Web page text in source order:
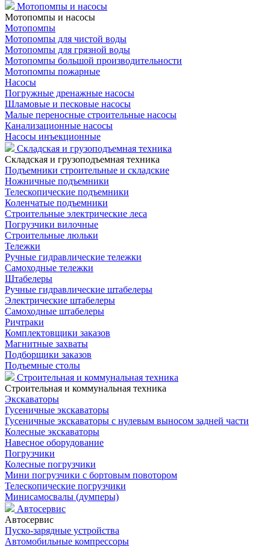
Мотопомпы и насосы
Мотопомпы и насосы
Мотопомпы
Мотопомпы для чистой воды
Мотопомпы для грязной воды
Мотопомпы большой производительности
Мотопомпы пожарные
Насосы
Погружные дренажные насосы
Шламовые и песковые насосы
Малые переносные строительные насосы
Канализационные насосы
Насосы инъекционные
Складская и грузоподъемная техника
Складская и грузоподъемная техника
Подъемники строительные и складские
Ножничные подъемники
Телескопические подъемники
Коленчатые подъемники
Строительные электрические леса
Погрузчики вилочные
Строительные люльки
Тележки
Ручные гидравлические тележки
Самоходные тележки
Штабелеры
Ручные гидравлические штабелеры
Электрические штабелеры
Самоходные штабелеры
Ричтраки
Комплектовщики заказов
Магнитные захваты
Подборщики заказов
Подъемные столы
Строительная и коммунальная техника
Строительная и коммунальная техника
Экскаваторы
Гусеничные экскаваторы
Гусеничные экскаваторы с нулевым выносом задней части
Колесные экскаваторы
Навесное оборудование
Погрузчики
Колесные погрузчики
Мини погрузчики с бортовым повотором
Телескопические погрузчики
Минисамосвалы (думперы)
Автосервис
Автосервис
Пуско-зарядные устройства
Автомобильные компрессоры